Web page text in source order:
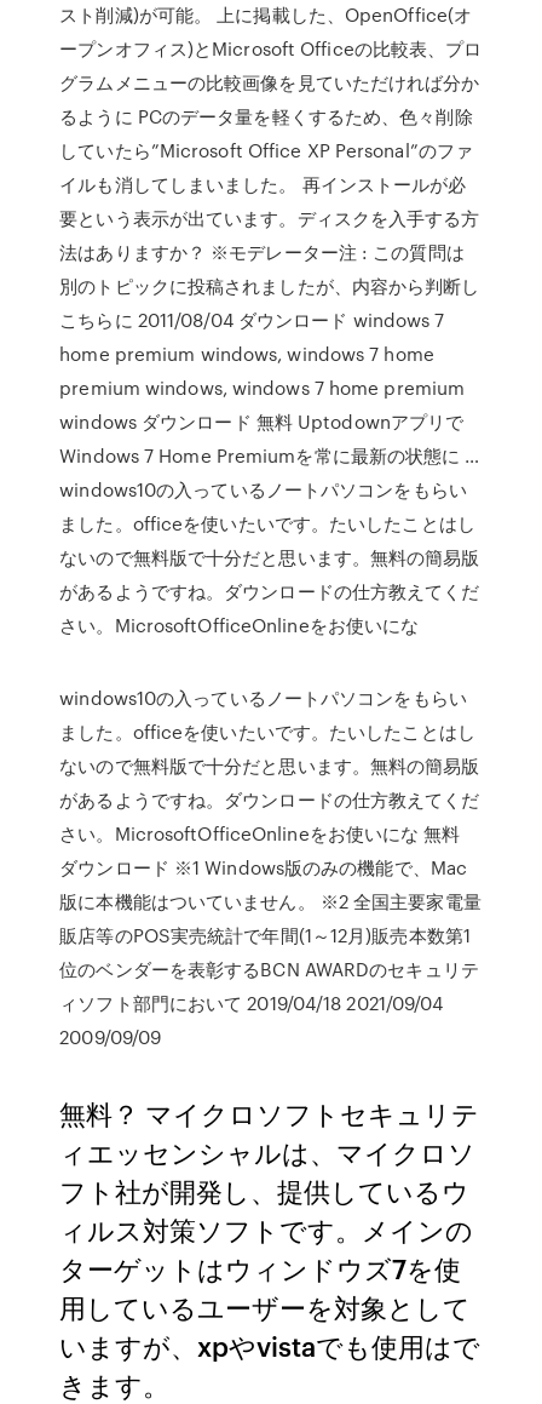
スト削減)が可能。 上に掲載した、OpenOffice(オ
ープンオフィス)とMicrosoft Officeの比較表、プロ
グラムメニューの比較画像を見ていただければ分か
るように PCのデータ量を軽くするため、色々削除
していたら”Microsoft Office XP Personal”のファ
イルも消してしまいました。 再インストールが必
要という表示が出ています。ディスクを入手する方
法はありますか？ ※モデレーター注 : この質問は
別のトピックに投稿されましたが、内容から判断し
こちらに 2011/08/04 ダウンロード windows 7
home premium windows, windows 7 home
premium windows, windows 7 home premium
windows ダウンロード 無料 Uptodownアプリで
Windows 7 Home Premiumを常に最新の状態に …
windows10の入っているノートパソコンをもらい
ました。officeを使いたいです。たいしたことはし
ないので無料版で十分だと思います。無料の簡易版
があるようですね。ダウンロードの仕方教えてくだ
さい。MicrosoftOfficeOnlineをお使いにな
windows10の入っているノートパソコンをもらい
ました。officeを使いたいです。たいしたことはし
ないので無料版で十分だと思います。無料の簡易版
があるようですね。ダウンロードの仕方教えてくだ
さい。MicrosoftOfficeOnlineをお使いにな 無料
ダウンロード ※1 Windows版のみの機能で、Mac
版に本機能はついていません。 ※2 全国主要家電量
販店等のPOS実売統計で年間(1～12月)販売本数第1
位のベンダーを表彰するBCN AWARDのセキュリテ
ィソフト部門において 2019/04/18 2021/09/04
2009/09/09
無料？ マイクロソフトセキュリテ
ィエッセンシャルは、マイクロソ
フト社が開発し、提供しているウ
ィルス対策ソフトです。メインの
ターゲットはウィンドウズ7を使
用しているユーザーを対象として
いますが、xpやvistaでも使用はで
きます。